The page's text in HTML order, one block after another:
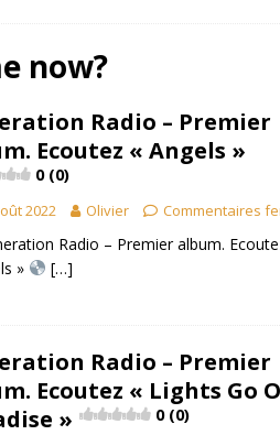
now?
Radio – Premier
Ecoutez « Angels »
0 (0)
2022 Olivier Commentaires
Radio – Premier album.
»
[…]
Radio – Premier
Ecoutez « Lights Go
»
0 (0)